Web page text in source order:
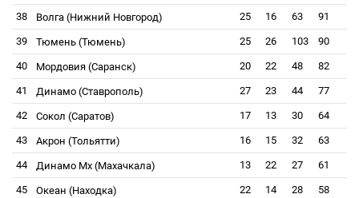
38 Волга (Нижний Новгород) 25 16 63 91
39 Тюмень (Тюмень) 25 26 103 90
40 Мордовия (Саранск) 20 22 48 82
41 Динамо (Ставрополь) 27 23 44 77
42 Сокол (Саратов) 17 13 30 64
43 Акрон (Тольятти) 16 15 32 63
44 Динамо Мх (Махачкала) 13 22 27 61
45 Океан (Находка) 22 14 28 58